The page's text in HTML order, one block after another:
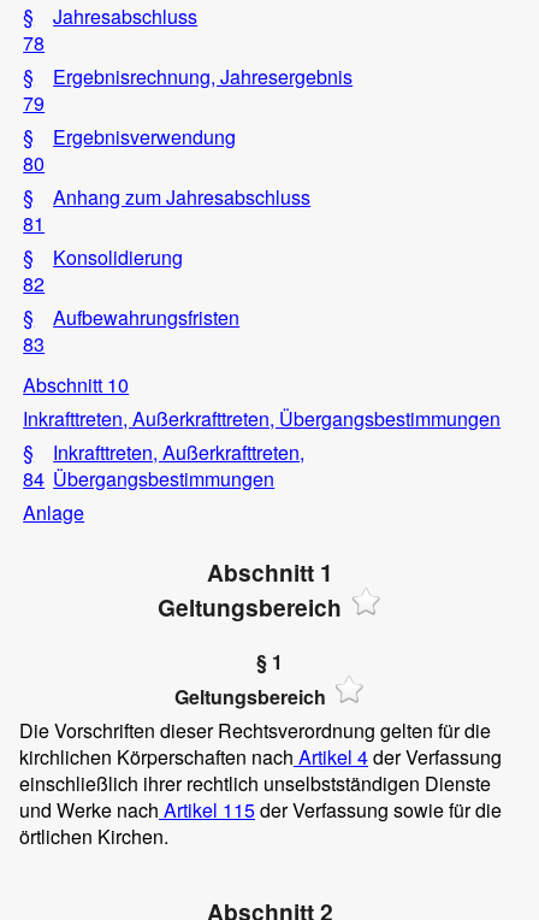
§
78
Jahresabschluss
§
79
Ergebnisrechnung, Jahresergebnis
§
80
Ergebnisverwendung
§
81
Anhang zum Jahresabschluss
§
82
Konsolidierung
§
83
Aufbewahrungsfristen
Abschnitt 10
Inkrafttreten, Außerkrafttreten, Übergangsbestimmungen
§
84
Inkrafttreten, Außerkrafttreten,
Übergangsbestimmungen
Anlage
Abschnitt 1
Geltungsbereich
§ 1
Geltungsbereich
Die Vorschriften dieser Rechtsverordnung gelten für die
kirchlichen Körperschaften nach Artikel 4der Verfassung
einschließlich ihrer rechtlich unselbstständigen Dienste
und Werke nach Artikel 115der Verfassung sowie für die
örtlichen Kirchen.
Abschnitt 2